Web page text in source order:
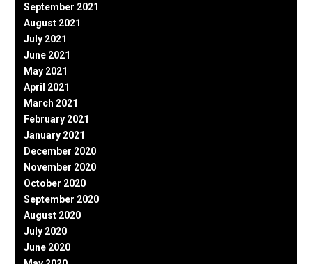
September 2021
August 2021
July 2021
June 2021
May 2021
April 2021
March 2021
February 2021
January 2021
December 2020
November 2020
October 2020
September 2020
August 2020
July 2020
June 2020